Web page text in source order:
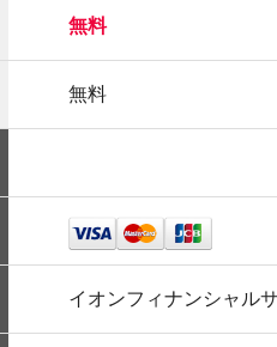
無料
無料
イオンフィナンシャル